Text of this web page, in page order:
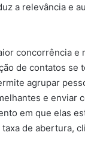
a relevância e
concorrência e
de contatos se
agrupar
e enviar
em que elas
de abertura,